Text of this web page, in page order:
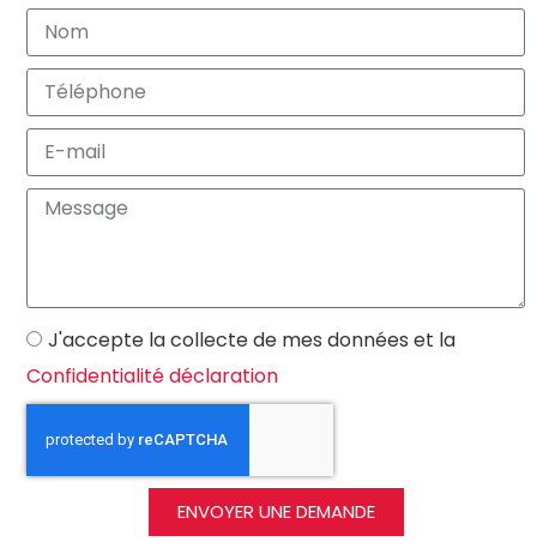
J'accepte la collecte de mes données et la
Confidentialité déclaration
ENVOYER UNE DEMANDE